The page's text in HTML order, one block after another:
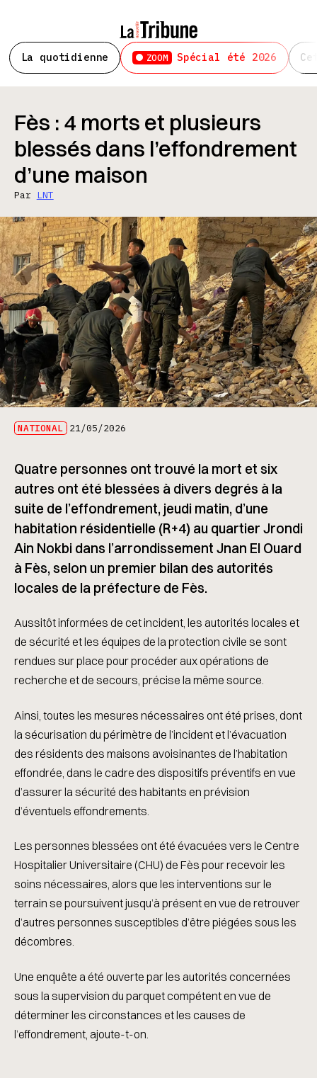
La quotidienne ZOOM Spécial été 2026
NATIONAL 21/05/2026
Fès : 4 morts et plusieurs
blessés dans l’effondrement
d’une maison
Par LNT
Quatre personnes ont trouvé la mort et six
autres ont été blessées à divers degrés à la
suite de l’effondrement, jeudi matin, d’une
habitation résidentielle (R+4) au quartier Jrondi
Ain Nokbi dans l’arrondissement Jnan El Ouard
à Fès, selon un premier bilan des autorités
locales de la préfecture de Fès.
Aussitôt informées de cet incident, les autorités locales et
de sécurité et les équipes de la protection civile se sont
rendues sur place pour procéder aux opérations de
recherche et de secours, précise la même source.
Ainsi, toutes les mesures nécessaires ont été prises, dont
la sécurisation du périmètre de l’incident et l’évacuation
des résidents des maisons avoisinantes de l’habitation
effondrée, dans le cadre des dispositifs préventifs en vue
d’assurer la sécurité des habitants en prévision
d’éventuels effondrements.
Les personnes blessées ont été évacuées vers le Centre
Hospitalier Universitaire (CHU) de Fès pour recevoir les
soins nécessaires, alors que les interventions sur le
terrain se poursuivent jusqu’à présent en vue de retrouver
d’autres personnes susceptibles d’être piégées sous les
décombres.
Une enquête a été ouverte par les autorités concernées
sous la supervision du parquet compétent en vue de
déterminer les circonstances et les causes de
l’effondrement, ajoute-t-on.